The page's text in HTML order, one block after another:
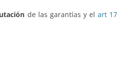
de las garantías y el art 17